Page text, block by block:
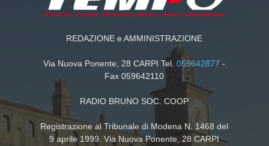
REDAZIONE e AMMINISTRAZIONE
Via Nuova Ponente, 28 CARPI Tel.059642877 -
Fax 059642110
RADIO BRUNO SOC. COOP
Registrazione al Tribunale di Modena N. 1468 del
9 aprile 1999. Via Nuova Ponente, 28 CARPI